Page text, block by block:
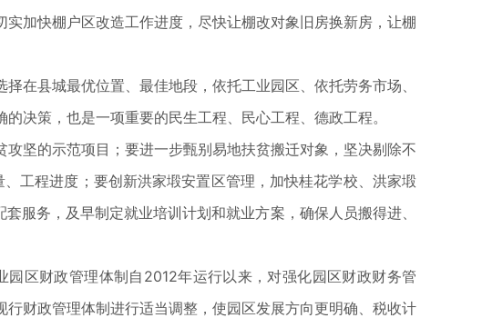
加快棚户区改造工作进度，尽快让棚改对象旧房换新房，让棚
在县城最优位置、最佳地段，依托工业园区、依托劳务市场、
决策，也是一项重要的民生工程、民心工程、德政工程。
坚的示范项目；要进一步甄别易地扶贫搬迁对象，坚决剔除不
工程进度；要创新洪家塅安置区管理，加快桂花学校、洪家塅
服务，及早制定就业培训计划和就业方案，确保人员搬得进、
区财政管理体制自2012年运行以来，对强化园区财政财务管
财政管理体制进行适当调整，使园区发展方向更明确、税收计